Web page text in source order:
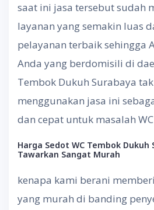
saat ini jasa tersebut sudah
layanan yang semakin luas
pelayanan terbaik sehingga
Anda yang berdomisili di
Tembok Dukuh Surabaya
menggunakan jasa ini
dan cepat untuk masalah
Harga Sedot WC Tembok Dukuh
Tawarkan Sangat Murah
kenapa kami berani
yang murah di banding